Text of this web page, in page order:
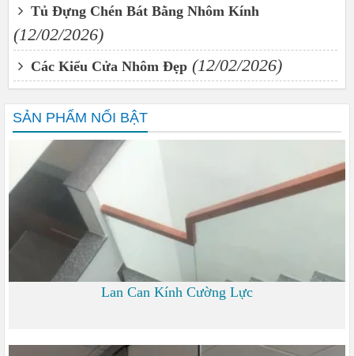
Tủ Đựng Chén Bát Bằng Nhôm Kính
(12/02/2026)
Các Kiểu Cửa Nhôm Đẹp (12/02/2026)
SẢN PHẨM NỔI BẬT
Lan Can Kính Cường Lực